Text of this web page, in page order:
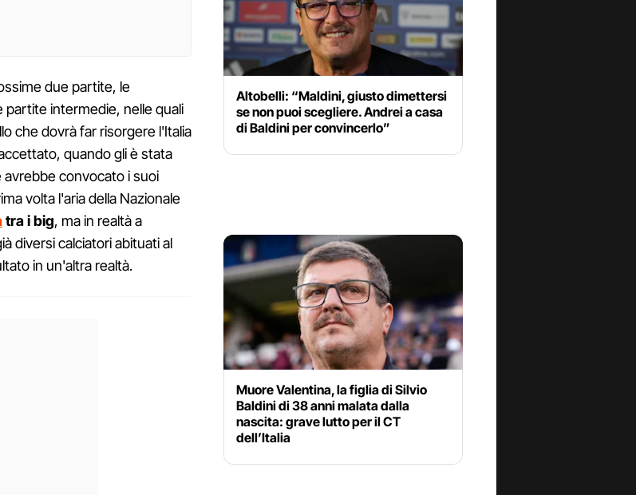
due partite, le
partite intermedie, nelle quali
che dovrà far risorgere l'Italia
quando gli è stata
avrebbe convocato i suoi
volta l'aria della Nazionale
tra i big, ma in realtà a
diversi calciatori abituati al
in un'altra realtà.
Altobelli: “Maldini, giusto dimettersi
se non puoi scegliere. Andrei a casa
di Baldini per convincerlo”
Muore Valentina, la figlia di Silvio
Baldini di 38 anni malata dalla
nascita: grave lutto per il CT
dell’Italia